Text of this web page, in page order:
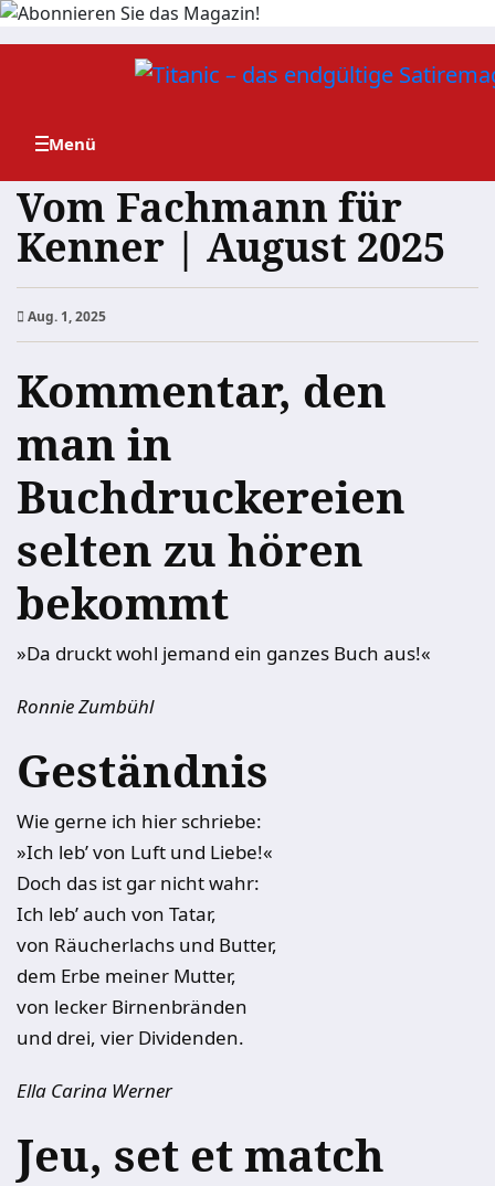
Zum
Vom Fachmann für
Kenner | August 2025
Aug. 1, 2025
Kommentar, den
man in
Buchdruckereien
selten zu hören
bekommt
»Da druckt wohl jemand ein ganzes Buch aus!«
Ronnie Zumbühl
Geständnis
Wie gerne ich hier schriebe:
»Ich leb’ von Luft und Liebe!«
Doch das ist gar nicht wahr:
Ich leb’ auch von Tatar,
von Räucherlachs und Butter,
dem Erbe meiner Mutter,
von lecker Birnenbränden
und drei, vier Dividenden.
Ella Carina Werner
Jeu, set et match